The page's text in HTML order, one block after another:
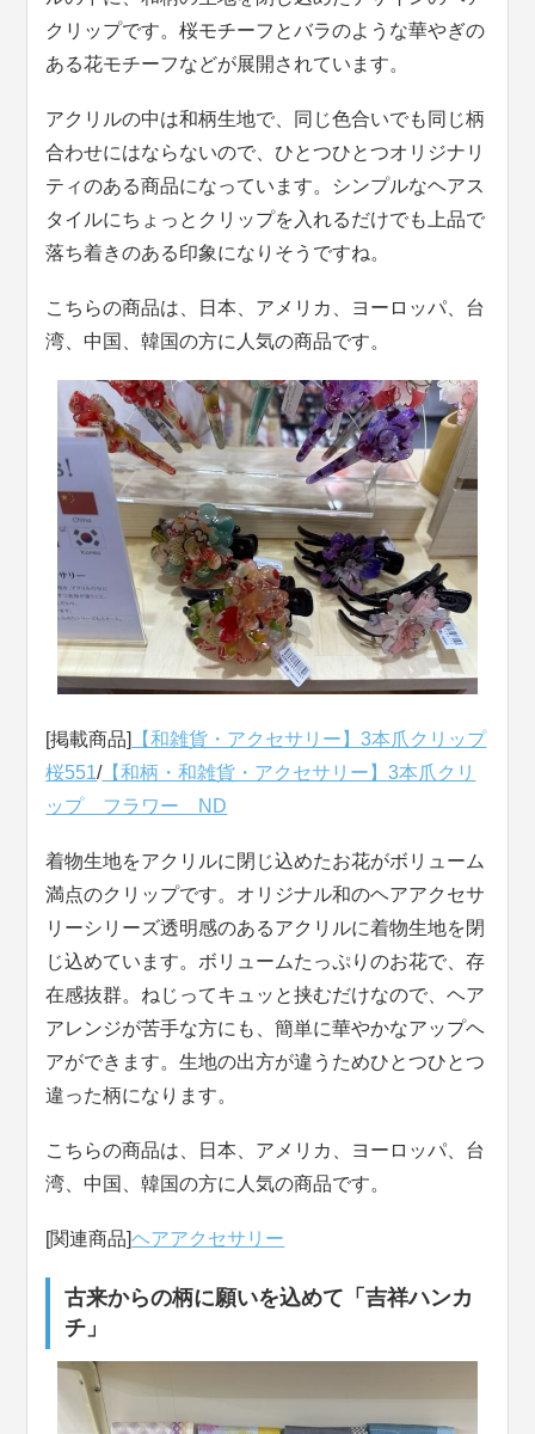
クリップです。桜モチーフとバラのような華やぎの
ある花モチーフなどが展開されています。
アクリルの中は和柄生地で、同じ色合いでも同じ柄
合わせにはならないので、ひとつひとつオリジナリ
ティのある商品になっています。シンプルなヘアス
タイルにちょっとクリップを入れるだけでも上品で
落ち着きのある印象になりそうですね。
こちらの商品は、日本、アメリカ、ヨーロッパ、台
湾、中国、韓国の方に人気の商品です。
[掲載商品]
【和雑貨・アクセサリー】3本爪クリップ
桜551/【和柄・和雑貨・アクセサリー】3本爪クリ
ップ フラワー ND
着物生地をアクリルに閉じ込めたお花がボリューム
満点のクリップです。オリジナル和のヘアアクセサ
リーシリーズ透明感のあるアクリルに着物生地を閉
じ込めています。ボリュームたっぷりのお花で、存
在感抜群。ねじってキュッと挟むだけなので、ヘア
アレンジが苦手な方にも、簡単に華やかなアップヘ
アができます。生地の出方が違うためひとつひとつ
違った柄になります。
こちらの商品は、日本、アメリカ、ヨーロッパ、台
湾、中国、韓国の方に人気の商品です。
[関連商品]ヘアアクセサリー
古来からの柄に願いを込めて「吉祥ハンカ
チ」